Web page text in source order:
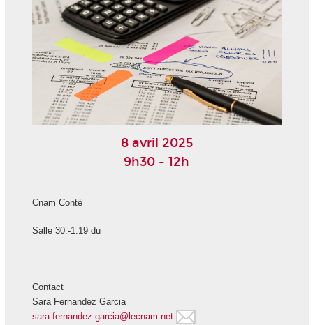
8 avril 2025
9h30 - 12h
Cnam Conté
Salle 30.-1.19 du
Contact
Sara Fernandez Garcia
sara.fernandez-garcia@lecnam.net